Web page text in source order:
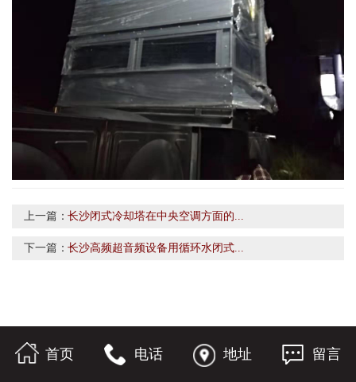
上一篇：长沙闭式冷却塔在中央空调方面的...
下一篇：长沙高频超音频设备用循环水闭式...
首页 电话 地址 留言